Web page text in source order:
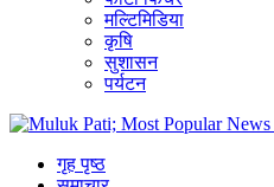
मल्टिमिडिया
कृषि
सुशासन
पर्यटन
गृह पृष्ठ